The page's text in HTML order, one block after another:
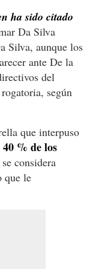
ha sido citado
Da Silva
Silva, aunque los
ante De la
del
según
que interpuso
% de los
considera
que le